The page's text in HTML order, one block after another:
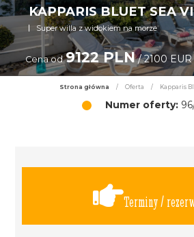
KAPPARIS BLUET SEA
Super willa z widokiem na morze
Cena od 9122 PLN/ 2100 EUR
Strona główna / Oferta / Kapparis
Numer oferty:
Terminy /